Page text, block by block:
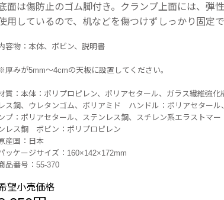
面は傷防止のゴム脚付き。クランプ上面には、弾
用しているので、机などを傷つけずしっかり固定で
容物：本体、ボビン、説明書
厚みが5mm〜4cmの天板に設置してください。
質：本体：ポリプロピレン、ポリアセタール、ガラス繊維強化
レス鋼、ウレタンゴム、ポリアミド ハンドル：ポリアセタール
プ：ポリアセタール、ステンレス鋼、スチレン系エラストマ
レス鋼 ボビン：ポリプロピレン
産国：日本
ッケージサイズ：160×142×172mm
品番号：55-370
望小売価格